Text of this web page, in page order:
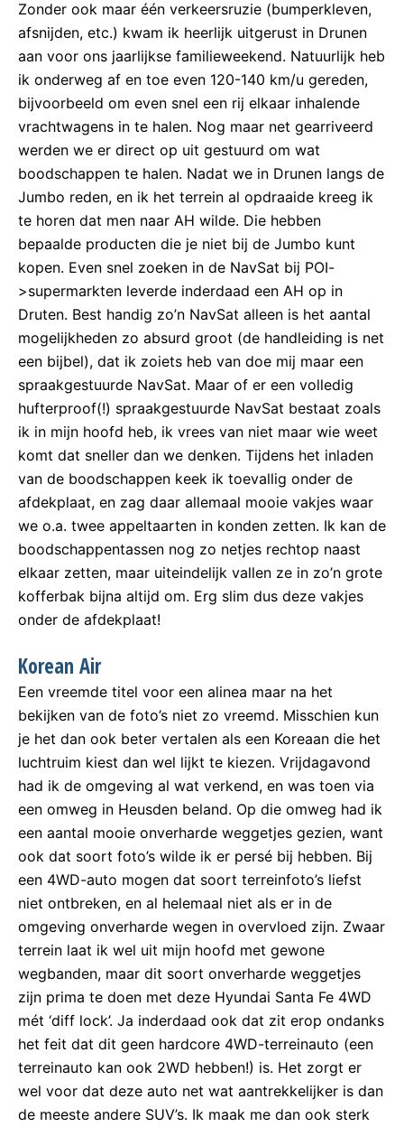
Zonder ook maar één verkeersruzie (bumperkleven,
afsnijden, etc.) kwam ik heerlijk uitgerust in Drunen
aan voor ons jaarlijkse familieweekend. Natuurlijk heb
ik onderweg af en toe even 120-140 km/u gereden,
bijvoorbeeld om even snel een rij elkaar inhalende
vrachtwagens in te halen. Nog maar net gearriveerd
werden we er direct op uit gestuurd om wat
boodschappen te halen. Nadat we in Drunen langs de
Jumbo reden, en ik het terrein al opdraaide kreeg ik
te horen dat men naar AH wilde. Die hebben
bepaalde producten die je niet bij de Jumbo kunt
kopen. Even snel zoeken in de NavSat bij POI-
>supermarkten leverde inderdaad een AH op in
Druten. Best handig zo’n NavSat alleen is het aantal
mogelijkheden zo absurd groot (de handleiding is net
een bijbel), dat ik zoiets heb van doe mij maar een
spraakgestuurde NavSat. Maar of er een volledig
hufterproof(!) spraakgestuurde NavSat bestaat zoals
ik in mijn hoofd heb, ik vrees van niet maar wie weet
komt dat sneller dan we denken. Tijdens het inladen
van de boodschappen keek ik toevallig onder de
afdekplaat, en zag daar allemaal mooie vakjes waar
we o.a. twee appeltaarten in konden zetten. Ik kan de
boodschappentassen nog zo netjes rechtop naast
elkaar zetten, maar uiteindelijk vallen ze in zo’n grote
kofferbak bijna altijd om. Erg slim dus deze vakjes
onder de afdekplaat!
Korean Air
Een vreemde titel voor een alinea maar na het
bekijken van de foto’s niet zo vreemd. Misschien kun
je het dan ook beter vertalen als een Koreaan die het
luchtruim kiest dan wel lijkt te kiezen. Vrijdagavond
had ik de omgeving al wat verkend, en was toen via
een omweg in Heusden beland. Op die omweg had ik
een aantal mooie onverharde weggetjes gezien, want
ook dat soort foto’s wilde ik er persé bij hebben. Bij
een 4WD-auto mogen dat soort terreinfoto’s liefst
niet ontbreken, en al helemaal niet als er in de
omgeving onverharde wegen in overvloed zijn. Zwaar
terrein laat ik wel uit mijn hoofd met gewone
wegbanden, maar dit soort onverharde weggetjes
zijn prima te doen met deze Hyundai Santa Fe 4WD
mét ‘diff lock’. Ja inderdaad ook dat zit erop ondanks
het feit dat dit geen hardcore 4WD-terreinauto (een
terreinauto kan ook 2WD hebben!) is. Het zorgt er
wel voor dat deze auto net wat aantrekkelijker is dan
de meeste andere SUV’s. Ik maak me dan ook sterk